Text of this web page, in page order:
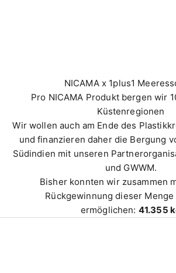
NICAMA x 1plus1
Pro NICAMA Produkt bergen wir
Küstenregionen
Wir wollen auch am Ende des
und finanzieren daher die Bergung
Südindien mit unseren
und GWWM.
Bisher konnten wir zusammen
Rückgewinnung dieser Menge
ermöglichen: 41.355